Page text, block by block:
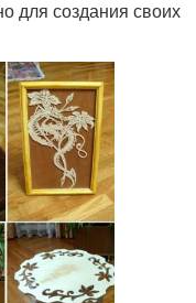
для создания своих